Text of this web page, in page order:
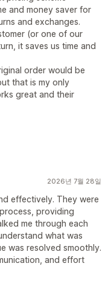
and money saver for
and exchanges.
(or one of our
it saves us time and
order would be
that is my only
great and their
2026년 7월 28일
effectively. They were
providing
me through each
what was
was resolved smoothly.
and effort